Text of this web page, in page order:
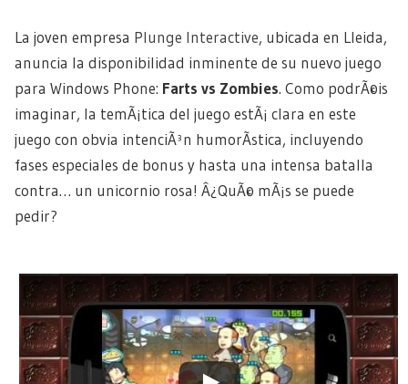
La joven empresa Plunge Interactive, ubicada en Lleida,
anuncia la disponibilidad inminente de su nuevo juego
para Windows Phone: Farts vs Zombies. Como podrÃ©is
imaginar, la temÃ¡tica del juego estÃ¡ clara en este
juego con obvia intenciÃ³n humorÃ­stica, incluyendo
fases especiales de bonus y hasta una intensa batalla
contra… un unicornio rosa! Â¿QuÃ© mÃ¡s se puede
pedir?